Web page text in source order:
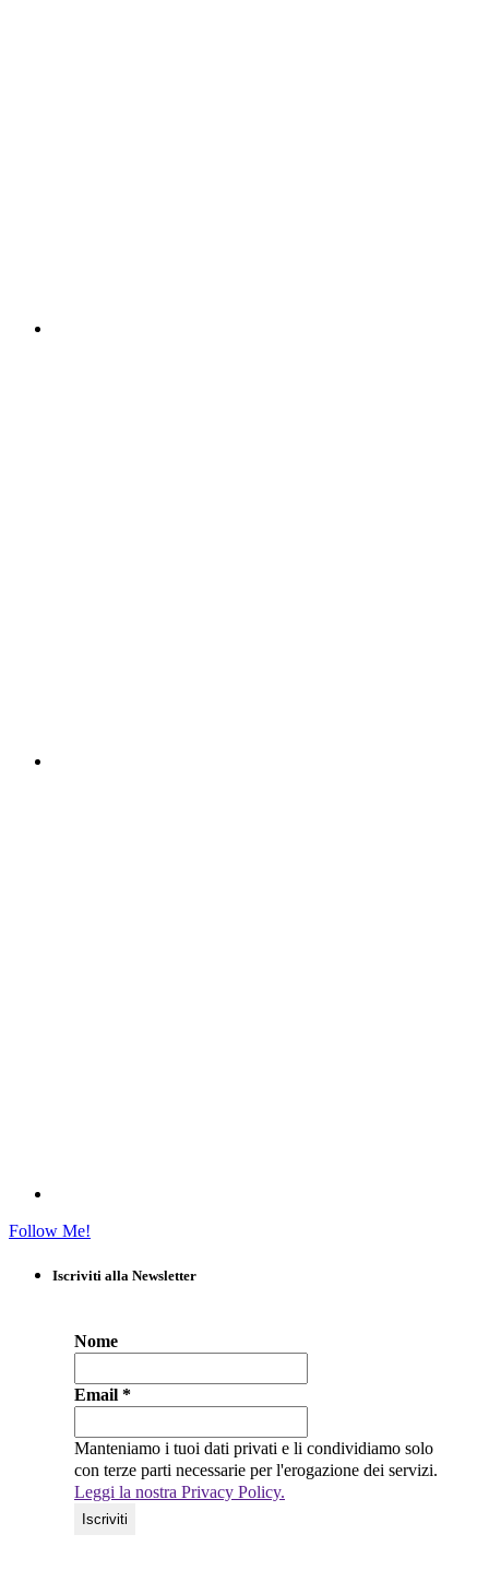
Follow Me!
Iscriviti alla Newsletter
Nome
Email *
Manteniamo i tuoi dati privati e li condividiamo solo
con terze parti necessarie per l'erogazione dei servizi.
Leggi la nostra Privacy Policy.